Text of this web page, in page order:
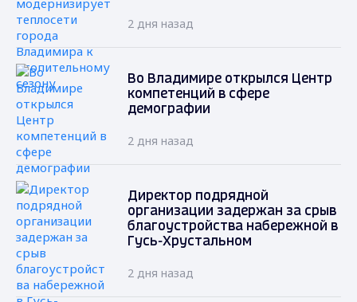
2 дня назад
Во Владимире открылся Центр
компетенций в сфере
демографии
2 дня назад
Директор подрядной
организации задержан за срыв
благоустройства набережной в
Гусь-Хрустальном
2 дня назад